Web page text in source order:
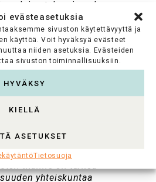
evästeasetuksia
sivuston käytettävyyttä ja
käyttöä. Voit hyväksyä evästeet
niiden asetuksia. Evästeiden
sivuston toiminnallisuuksiin.
HYVÄKSY
KIELLÄ
ASETUKSET
Tietosuoja
alojen tulevaisuuden
säätiöt toteuttavat
myös yhdessä
tai toiminnasta.
vaikuttavuudesta
ammattitaiteilijoiden ja
tilanne on tärkeä
yhteiskuntaa